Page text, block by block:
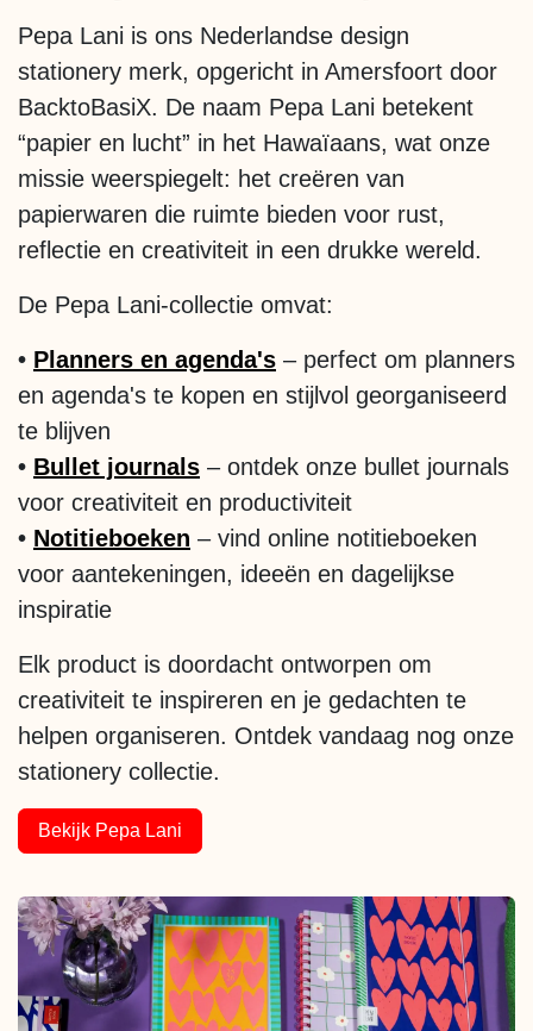
Pepa Lani is ons Nederlandse design
stationery merk, opgericht in Amersfoort door
BacktoBasiX. De naam Pepa Lani betekent
“papier en lucht” in het Hawaïaans, wat onze
missie weerspiegelt: het creëren van
papierwaren die ruimte bieden voor rust,
reflectie en creativiteit in een drukke wereld.
De Pepa Lani-collectie omvat:
• Planners en agenda's – perfect om planners
en agenda's te kopen en stijlvol georganiseerd
te blijven
• Bullet journals – ontdek onze bullet journals
voor creativiteit en productiviteit
• Notitieboeken – vind online notitieboeken
voor aantekeningen, ideeën en dagelijkse
inspiratie
Elk product is doordacht ontworpen om
creativiteit te inspireren en je gedachten te
helpen organiseren. Ontdek vandaag nog onze
stationery collectie.
Bekijk Pepa Lani